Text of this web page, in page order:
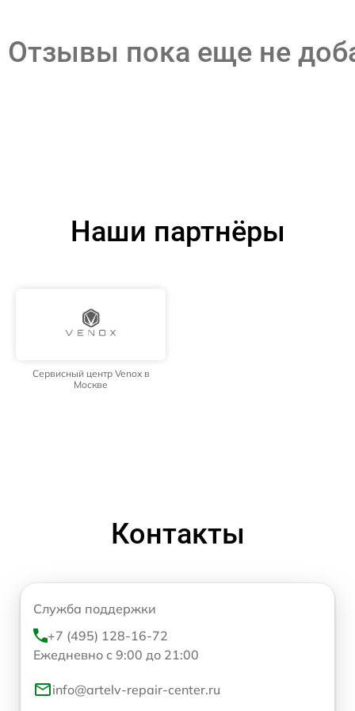
Отзывы пока еще не
Наши партнёры
Сервисный центр Venox в
Москве
Контакты
Служба поддержки
+7 (495) 128-16-72
Ежедневно с 9:00 до 21:00
info@artelv-repair-center.ru